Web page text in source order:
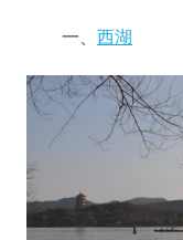
旅
行
一、 西湖